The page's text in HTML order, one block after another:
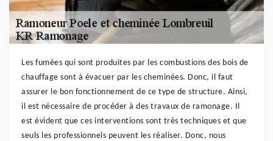
Les fumées qui sont produites par les combustions des bois de
chauffage sont à évacuer par les cheminées. Donc, il faut
assurer le bon fonctionnement de ce type de structure. Ainsi,
il est nécessaire de procéder à des travaux de ramonage. Il
est évident que ces interventions sont très techniques et que
seuls les professionnels peuvent les réaliser. Donc, nous